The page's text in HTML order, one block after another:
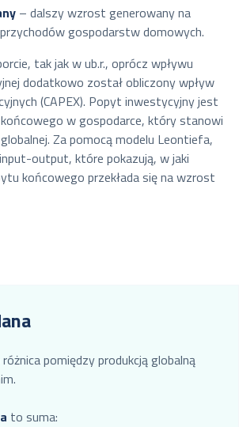
– dalszy wzrost generowany na
gospodarstw domowych.
tak jak w ub.r., oprócz wpływu
dodatkowo został obliczony wpływ
(CAPEX). Popyt inwestycyjny jest
w gospodarce, który stanowi
Za pomocą modelu Leontiefa,
output, które pokazują, w jaki
końcowego przekłada się na wzrost
pomiędzy produkcją globalną
to suma: